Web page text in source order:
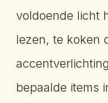
voldoende licht
lezen, te koken
bepaalde items